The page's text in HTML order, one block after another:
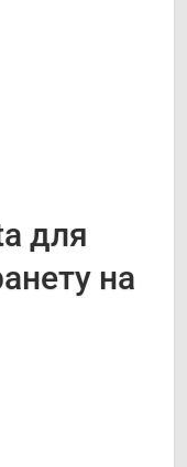
для
на